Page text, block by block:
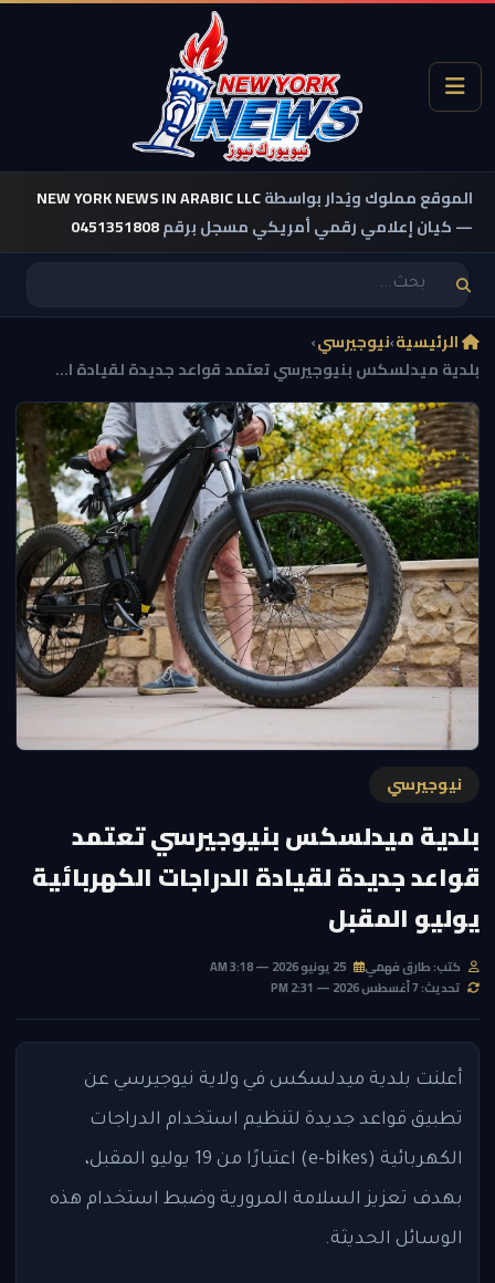
الموقع مملوك ويُدار بواسطةNEW YORK NEWS IN ARABIC LLC
— كيان إعلامي رقمي أمريكي مسجل برقم0451351808
الرئيسية›نيوجيرسي›
بلدية ميدلسكس بنيوجيرسي تعتمد قواعد جديدة لقيادة ا...
نيوجيرسي
بلدية ميدلسكس بنيوجيرسي تعتمد
قواعد جديدة لقيادة الدراجات الكهربائية
يوليو المقبل
كتب: طارق فهمي
تحديث: 7 أغسطس 2026 — 2:31 PM
أعلنت بلدية ميدلسكس في ولاية نيوجيرسي عن
تطبيق قواعد جديدة لتنظيم استخدام الدراجات
الكهربائية (e-bikes) اعتبارًا من 19 يوليو المقبل،
بهدف تعزيز السلامة المرورية وضبط استخدام هذه
الوسائل الحديثة.